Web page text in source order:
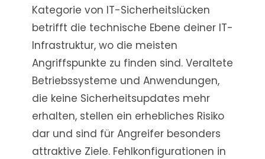
Kategorie von IT-Sicherheitslücken
betrifft die technische Ebene deiner IT-
Infrastruktur, wo die meisten
Angriffspunkte zu finden sind. Veraltete
Betriebssysteme und Anwendungen,
die keine Sicherheitsupdates mehr
erhalten, stellen ein erhebliches Risiko
dar und sind für Angreifer besonders
attraktive Ziele. Fehlkonfigurationen in